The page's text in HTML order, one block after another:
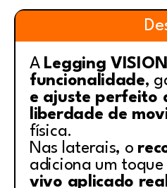
A Legging VISION
funcionalidade,
e ajuste perfeito
liberdade de
física.
Nas laterais, o
adiciona um
vivo aplicado